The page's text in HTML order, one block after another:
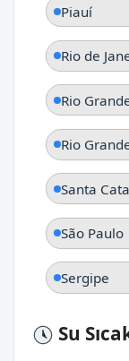
Piauí
Rio de
Rio
Rio
Santa
São Paulo
Sergipe
Su